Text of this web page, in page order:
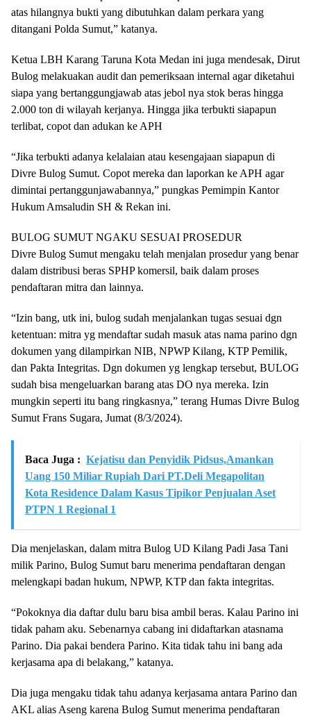
atas hilangnya bukti yang dibutuhkan dalam perkara yang
ditangani Polda Sumut,” katanya.
Ketua LBH Karang Taruna Kota Medan ini juga mendesak, Dirut
Bulog melakuakan audit dan pemeriksaan internal agar diketahui
siapa yang bertanggungjawab atas jebol nya stok beras hingga
2.000 ton di wilayah kerjanya. Hingga jika terbukti siapapun
terlibat, copot dan adukan ke APH
“Jika terbukti adanya kelalaian atau kesengajaan siapapun di
Divre Bulog Sumut. Copot mereka dan laporkan ke APH agar
dimintai pertanggunjawabannya,” pungkas Pemimpin Kantor
Hukum Amsaludin SH & Rekan ini.
BULOG SUMUT NGAKU SESUAI PROSEDUR
Divre Bulog Sumut mengaku telah menjalan prosedur yang benar
dalam distribusi beras SPHP komersil, baik dalam proses
pendaftaran mitra dan lainnya.
“Izin bang, utk ini, bulog sudah menjalankan tugas sesuai dgn
ketentuan: mitra yg mendaftar sudah masuk atas nama parino dgn
dokumen yang dilampirkan NIB, NPWP Kilang, KTP Pemilik,
dan Pakta Integritas. Dgn dokumen yg lengkap tersebut, BULOG
sudah bisa mengeluarkan barang atas DO nya mereka. Izin
mungkin seperti itu bang ringkasnya,” terang Humas Divre Bulog
Sumut Frans Sugara, Jumat (8/3/2024).
Baca Juga : Kejatisu dan Penyidik Pidsus,Amankan
Uang 150 Miliar Rupiah Dari PT.Deli Megapolitan
Kota Residence Dalam Kasus Tipikor Penjualan Aset
PTPN 1 Regional 1
Dia menjelaskan, dalam mitra Bulog UD Kilang Padi Jasa Tani
milik Parino, Bulog Sumut baru menerima pendaftaran dengan
melengkapi badan hukum, NPWP, KTP dan fakta integritas.
“Pokoknya dia daftar dulu baru bisa ambil beras. Kalau Parino ini
tidak paham aku. Sebenarnya cabang ini didaftarkan atasnama
Parino. Dia pakai bendera Parino. Kita tidak tahu ini bang ada
kerjasama apa di belakang,” katanya.
Dia juga mengaku tidak tahu adanya kerjasama antara Parino dan
AKL alias Aseng karena Bulog Sumut menerima pendaftaran